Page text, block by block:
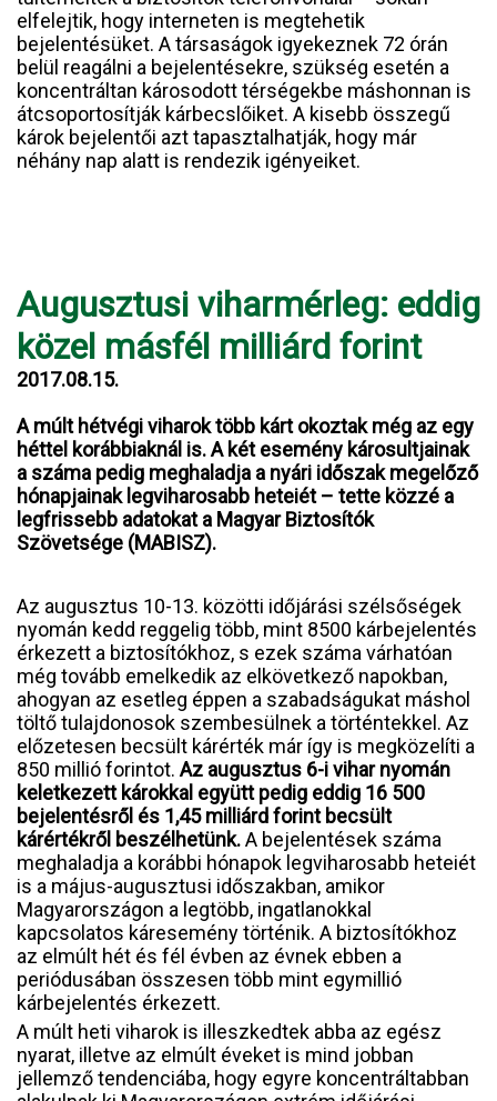
elfelejtik, hogy interneten is megtehetik
bejelentésüket. A társaságok igyekeznek 72 órán
belül reagálni a bejelentésekre, szükség esetén a
koncentráltan károsodott térségekbe máshonnan is
átcsoportosítják kárbecslőiket. A kisebb összegű
károk bejelentői azt tapasztalhatják, hogy már
néhány nap alatt is rendezik igényeiket.
Augusztusi viharmérleg: eddig
közel másfél milliárd forint
2017.08.15.
A múlt hétvégi viharok több kárt okoztak még az egy
héttel korábbiaknál is. A két esemény károsultjainak
a száma pedig meghaladja a nyári időszak megelőző
hónapjainak legviharosabb heteiét – tette közzé a
legfrissebb adatokat a Magyar Biztosítók
Szövetsége (MABISZ).
Az augusztus 10-13. közötti időjárási szélsőségek
nyomán kedd reggelig több, mint 8500 kárbejelentés
érkezett a biztosítókhoz, s ezek száma várhatóan
még tovább emelkedik az elkövetkező napokban,
ahogyan az esetleg éppen a szabadságukat máshol
töltő tulajdonosok szembesülnek a történtekkel. Az
előzetesen becsült kárérték már így is megközelíti a
850 millió forintot. Az augusztus 6-i vihar nyomán
keletkezett károkkal együtt pedig eddig 16 500
bejelentésről és 1,45 milliárd forint becsült
kárértékről beszélhetünk.A bejelentések száma
meghaladja a korábbi hónapok legviharosabb heteiét
is a május-augusztusi időszakban, amikor
Magyarországon a legtöbb, ingatlanokkal
kapcsolatos káresemény történik. A biztosítókhoz
az elmúlt hét és fél évben az évnek ebben a
periódusában összesen több mint egymillió
kárbejelentés érkezett.
A múlt heti viharok is illeszkedtek abba az egész
nyarat, illetve az elmúlt éveket is mind jobban
jellemző tendenciába, hogy egyre koncentráltabban